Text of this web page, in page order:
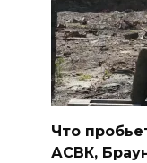
Что
АСВК,